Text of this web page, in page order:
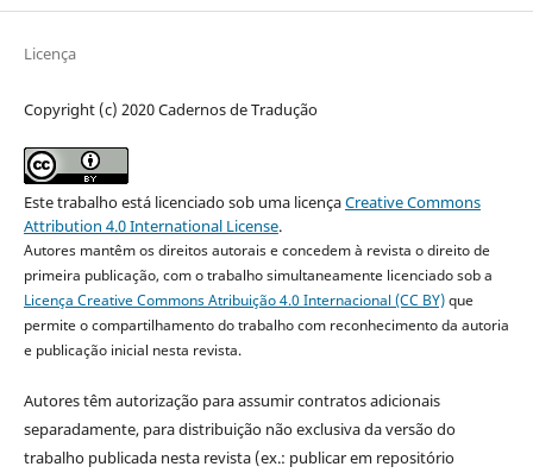
Licença
Copyright (c) 2020 Cadernos de Tradução
Este trabalho está licenciado sob uma licençaCreative Commons
Attribution 4.0 International License.
Autores mantêm os direitos autorais e concedem à revista o direito de
primeira publicação, com o trabalho simultaneamente licenciado sob a
Licença Creative Commons Atribuição 4.0 Internacional (CC BY)que
permite o compartilhamento do trabalho com reconhecimento da autoria
e publicação inicial nesta revista.
Autores têm autorização para assumir contratos adicionais
separadamente, para distribuição não exclusiva da versão do
trabalho publicada nesta revista (ex.: publicar em repositório